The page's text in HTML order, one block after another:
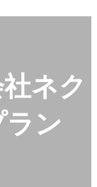
ネク
ン